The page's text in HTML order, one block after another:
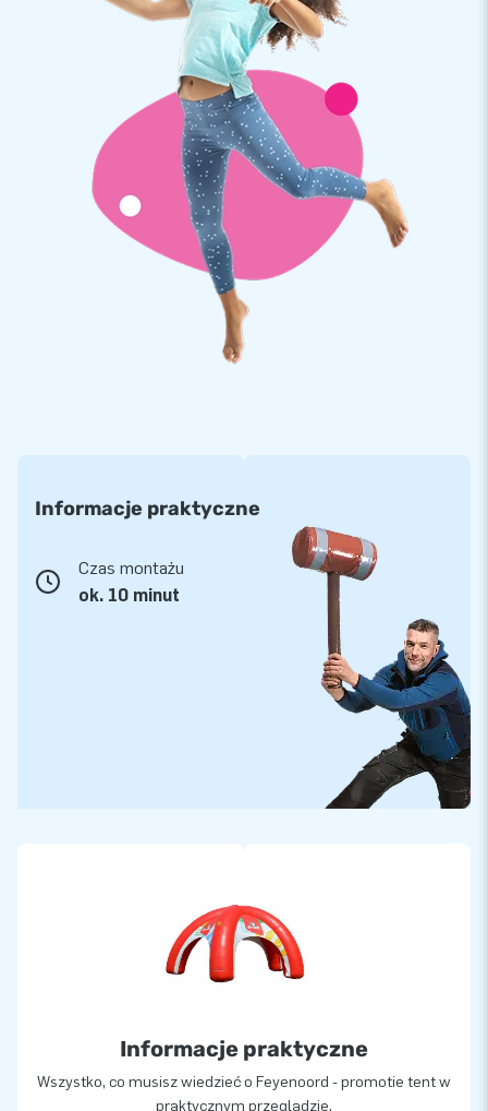
Informacje praktyczne
Czas montażu
ok. 10 minut
Informacje praktyczne
Wszystko, co musisz wiedzieć o Feyenoord - promotie tent w
praktycznym przeglądzie.